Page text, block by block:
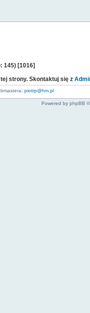
145) [1016]
tej strony. Skontaktuj się z
piotrp@hm.pl
Powered by phpBB